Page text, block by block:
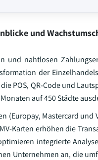
und
und nahtlosen
der
POS, QR-Code und
auf 450 Städte
(Europay, Mastercard
Karten erhöhen die
integrierte
Unternehmen an, die